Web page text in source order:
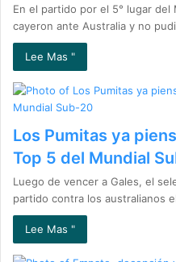
En el partido por el 5° lugar
cayeron ante Australia y no
Lee Mas "
Los Pumitas ya
Top 5 del Mundial
Luego de vencer a Gales, el
partido contra los australianos
Lee Mas "